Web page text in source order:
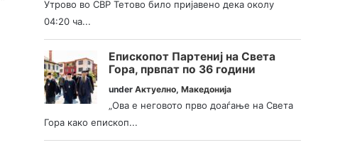
Утрово во СВР Тетово било пријавено дека околу
04:20 ча...
Епископот Партениј на Света
Гора, првпат по 36 години
underАктуелно,Македонија
„Ова е неговото прво доаѓање на Света
Гора како епископ...